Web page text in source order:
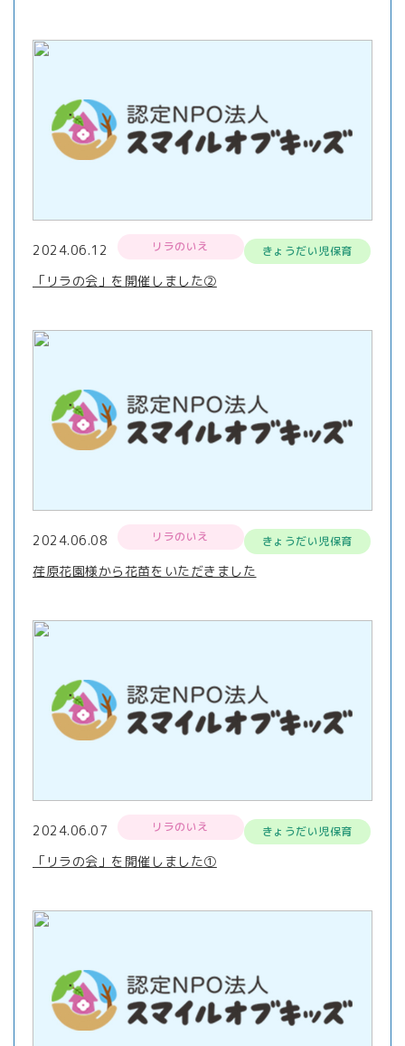
2024.06.12 リラのいえ きょうだい児保育
「リラの会」を開催しました②
2024.06.08 リラのいえ きょうだい児保育
荏原花園様から花苗をいただきました
2024.06.07 リラのいえ きょうだい児保育
「リラの会」を開催しました①